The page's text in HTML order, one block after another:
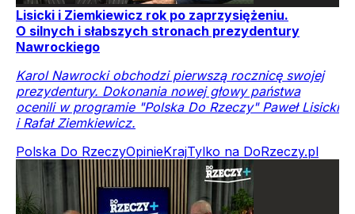
Lisicki i Ziemkiewicz rok po zaprzysiężeniu.
O silnych i słabszych stronach prezydentury
Nawrockiego
Karol Nawrocki obchodzi pierwszą rocznicę swojej
prezydentury. Dokonania nowej głowy państwa
ocenili w programie "Polska Do Rzeczy" Paweł Lisicki
i Rafał Ziemkiewicz.
Polska Do RzeczyOpinieKrajTylko na DoRzeczy.pl